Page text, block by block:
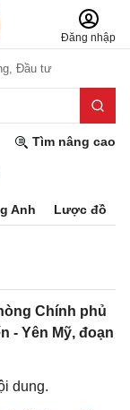
Đăng nhập
Đầu tư
Tìm nâng cao
Anh Lược đồ
Chính phủ
- Yên Mỹ, đoạn
dung.